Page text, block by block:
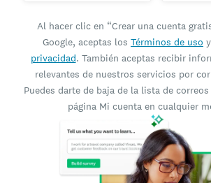
Al hacer clic en “Crear una cuenta
Google, aceptas los Términos de uso
privacidad. También aceptas recibir
relevantes de nuestros servicios por
Puedes darte de baja de la lista de
página Mi cuenta en cualquier